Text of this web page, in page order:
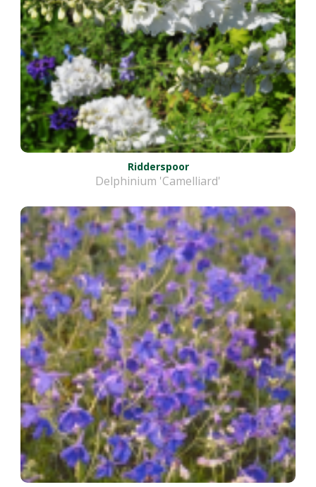
Ridderspoor
Delphinium 'Camelliard'